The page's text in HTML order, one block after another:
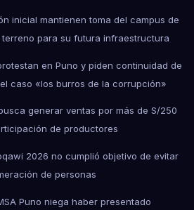
inicial mantienen toma del campus de
terreno para su futura infraestructura
en Puno y piden continuidad de
caso «los burros de la corrupción»
generar ventas por más de S/250
de productores
2026 no cumplió objetivo de evitar
de personas
Puno niega haber presentado